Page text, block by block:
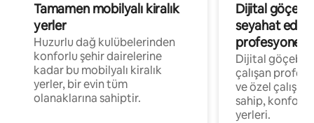
Tamamen mobilyalı kiralık
yerler
Huzurlu dağ kulübelerinden
konforlu şehir dairelerine
kadar bu mobilyalı kiralık
yerler, bir evin tüm
olanaklarına sahiptir.
Dijital
seyahat eden
Dijital
çalışan
ve özel
sahip,
yerleri.